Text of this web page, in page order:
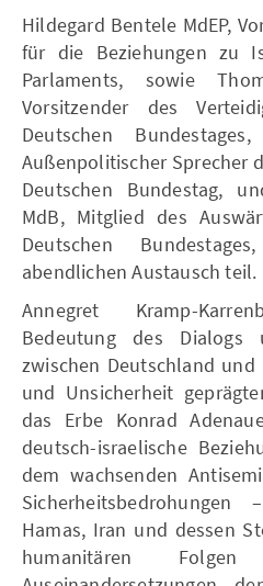
Hildegard Bentele MdEP,
für die Beziehungen zu
Parlaments, sowie
Vorsitzender des
Deutschen
Außenpolitischer Sprecher
Deutschen Bundestag,
MdB, Mitglied des
Deutschen
abendlichen Austausch teil.
Annegret Kramp-
Bedeutung des Dialogs
zwischen Deutschland
und Unsicherheit
das Erbe Konrad
deutsch-israelische
dem wachsenden
Hamas, Iran und dessen
humanitären